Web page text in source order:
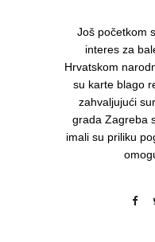
Još početkom
interes za
Hrvatskom
su karte blago
zahvaljujući
grada Zagreba
imali su priliku